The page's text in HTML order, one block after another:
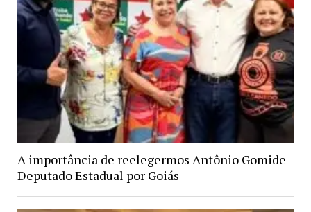
A importância de reelegermos Antônio Gomide
Deputado Estadual por Goiás